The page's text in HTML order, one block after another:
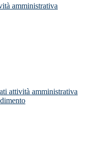
amministrativa
attività amministrativa